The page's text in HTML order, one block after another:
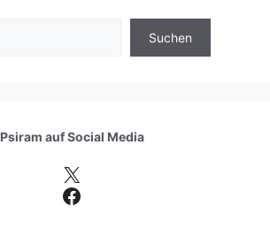
Suchen
Psiram aufSocial Media
X
Facebook